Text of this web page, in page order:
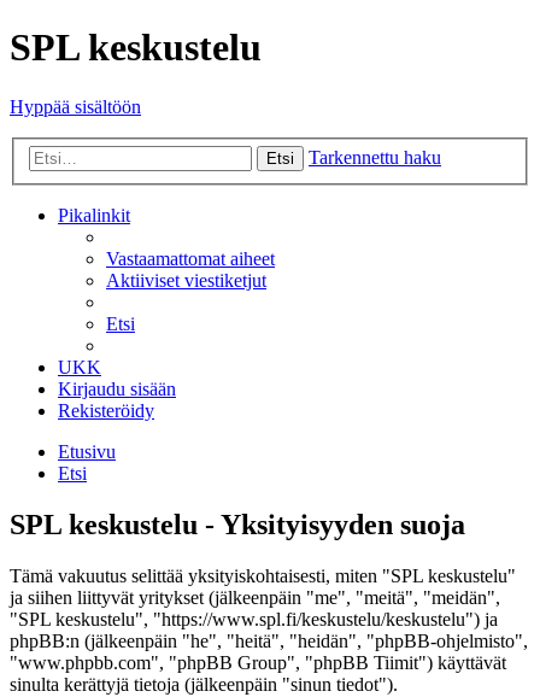
SPL keskustelu
Hyppää sisältöön
Etsi Tarkennettu haku
Pikalinkit
Vastaamattomat aiheet
Aktiiviset viestiketjut
Etsi
UKK
Kirjaudu sisään
Rekisteröidy
Etusivu
Etsi
SPL keskustelu - Yksityisyyden suoja
Tämä vakuutus selittää yksityiskohtaisesti, miten "SPL keskustelu"
ja siihen liittyvät yritykset (jälkeenpäin "me", "meitä", "meidän",
"SPL keskustelu", "https://www.spl.fi/keskustelu/keskustelu") ja
phpBB:n (jälkeenpäin "he", "heitä", "heidän", "phpBB-ohjelmisto",
"www.phpbb.com", "phpBB Group", "phpBB Tiimit") käyttävät
sinulta kerättyjä tietoja (jälkeenpäin "sinun tiedot").